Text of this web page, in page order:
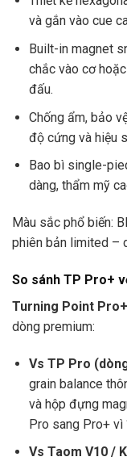
và gắn vào cue
Built-in magnet
chắc vào cơ
đấu.
Chống ẩm, bảo
độ cứng và hiệu
Bao bì single-
dàng, thẩm mỹ
Màu sắc phổ biến:
phiên bản limited –
So sánh TP Pro+
Turning Point Pro+
dòng premium:
Vs TP Pro
grain balance
và hộp đựng
Pro sang Pro+ vì
Vs Taom V10 /